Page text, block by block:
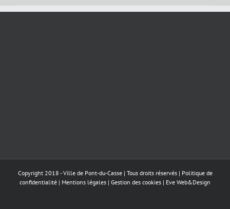
Copyright 2018 - Ville de Pont-du-Casse | Tous droits réservés | Politique de
confidentialité | Mentions légales | Gestion des cookies | Eve Web&Design